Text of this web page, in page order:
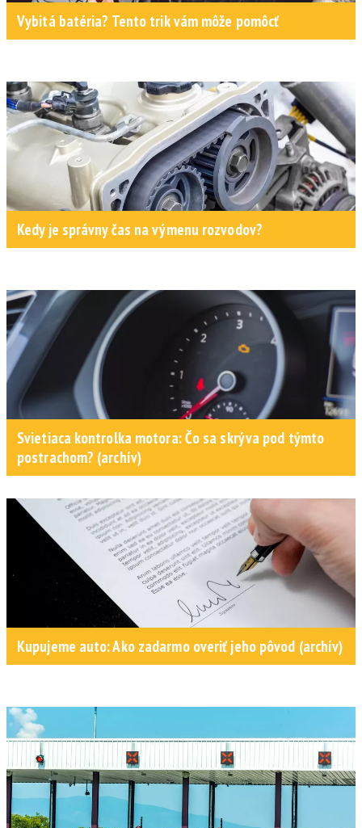
Vybitá batéria? Tento trik vám môže pomôcť
Kedy je správny čas na výmenu rozvodov?
Svietiaca kontrolka motora: Čo sa skrýva pod týmto
postrachom? (archív)
Kupujeme auto: Ako zadarmo overiť jeho pôvod (archív)